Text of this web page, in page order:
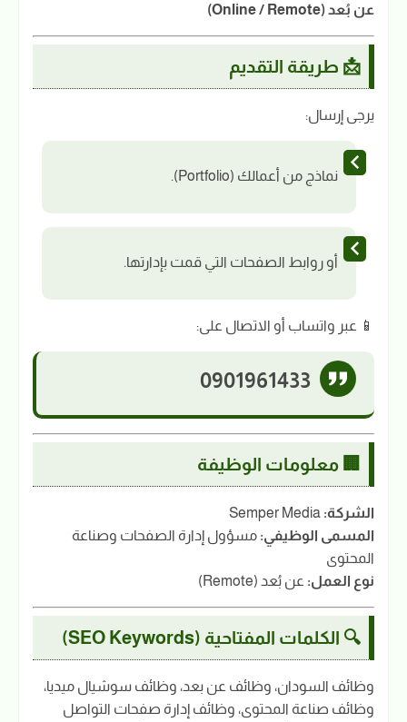
عن بُعد (Online / Remote)
📩 طريقة التقديم
يرجى إرسال:
نماذج من أعمالك (Portfolio).
أو روابط الصفحات التي قمت بإدارتها.
📱 عبر واتساب أو الاتصال على:
0901961433
🏢 معلومات الوظيفة
الشركة:
المسمى الوظيفي: مسؤول إدارة الصفحات وصناعة
المحتوى
نوع العمل: عن بُعد (Remote)
🔍 الكلمات المفتاحية (SEO Keywords)
وظائف السودان، وظائف عن بعد، وظائف سوشيال ميديا،
وظائف صناعة المحتوى، وظائف إدارة صفحات التواصل